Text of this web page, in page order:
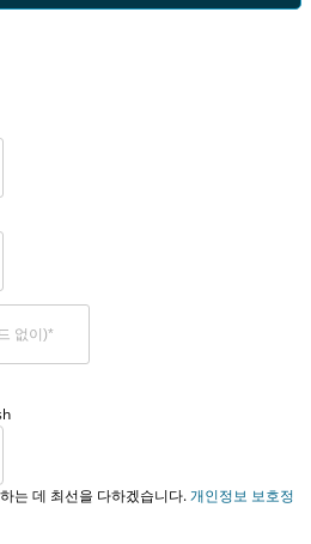
는 데 최선을 다하겠습니다.개인정보 보호정